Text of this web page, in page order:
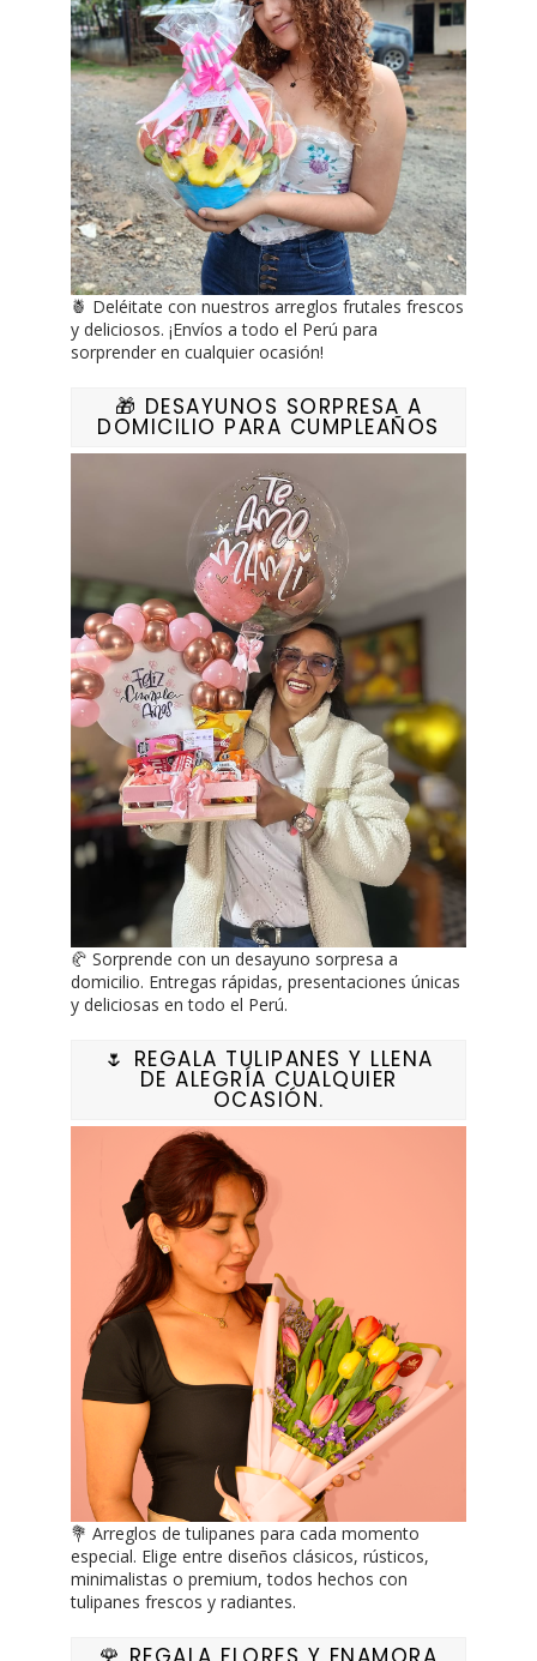
🍍 Deléitate con nuestros arreglos frutales frescos
y deliciosos. ¡Envíos a todo el Perú para
sorprender en cualquier ocasión!
🎁 DESAYUNOS SORPRESA A
DOMICILIO PARA CUMPLEAÑOS
🥐 Sorprende con un desayuno sorpresa a
domicilio. Entregas rápidas, presentaciones únicas
y deliciosas en todo el Perú.
🌷 REGALA TULIPANES Y LLENA
DE ALEGRÍA CUALQUIER
OCASIÓN.
💐 Arreglos de tulipanes para cada momento
especial. Elige entre diseños clásicos, rústicos,
minimalistas o premium, todos hechos con
tulipanes frescos y radiantes.